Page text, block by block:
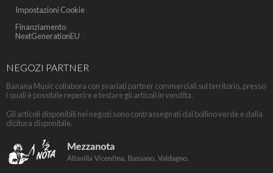
Impostazioni Cookie
Finanziamento
NextGenerationEU
NEGOZI PARTNER
Banana Music collabora con svariati partner commerciali sul territorio, presso
i quali è possibile reperire e testare gli articoli in vendita.
Gli articoli disponibili nei negozi sono contrassegnati dal bollino verde e dalla
dicitura disponibile.